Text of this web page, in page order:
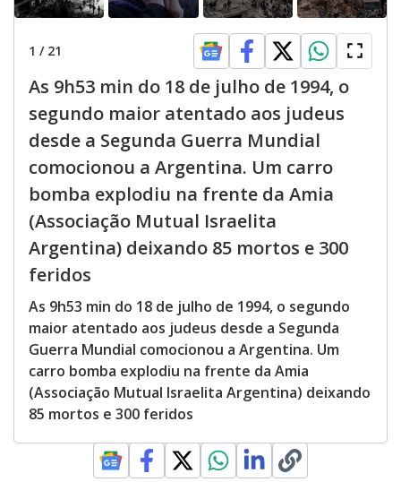
1 / 21
As 9h53 min do 18 de julho de 1994, o
segundo maior atentado aos judeus
desde a Segunda Guerra Mundial
comocionou a Argentina. Um carro
bomba explodiu na frente da Amia
(Associação Mutual Israelita
Argentina) deixando 85 mortos e 300
feridos
As 9h53 min do 18 de julho de 1994, o segundo
maior atentado aos judeus desde a Segunda
Guerra Mundial comocionou a Argentina. Um
carro bomba explodiu na frente da Amia
(Associação Mutual Israelita Argentina) deixando
85 mortos e 300 feridos